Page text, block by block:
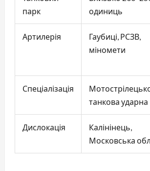
парк
одиниць
Артилерія
Гаубиці, РСЗВ,
міномети
Спеціалізація
танкова ударна
Дислокація
Калінінець,
Московська